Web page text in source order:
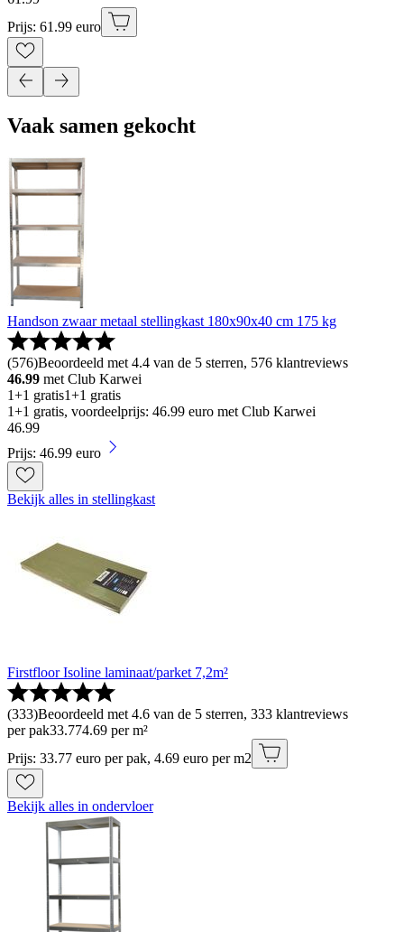
Prijs: 61.99 euro
Vaak samen gekocht
Handson zwaar metaal stellingkast 180x90x40 cm 175 kg
(576)Beoordeeld met 4.4 van de 5 sterren, 576 klantreviews
46.99 met Club Karwei
1+1 gratis1+1 gratis
1+1 gratis, voordeelprijs: 46.99 euro met Club Karwei
46.99
Prijs: 46.99 euro
Bekijk alles in stellingkast
Firstfloor Isoline laminaat/parket 7,2m²
(333)Beoordeeld met 4.6 van de 5 sterren, 333 klantreviews
per pak33.774.69 per m²
Prijs: 33.77 euro per pak, 4.69 euro per m2
Bekijk alles in ondervloer